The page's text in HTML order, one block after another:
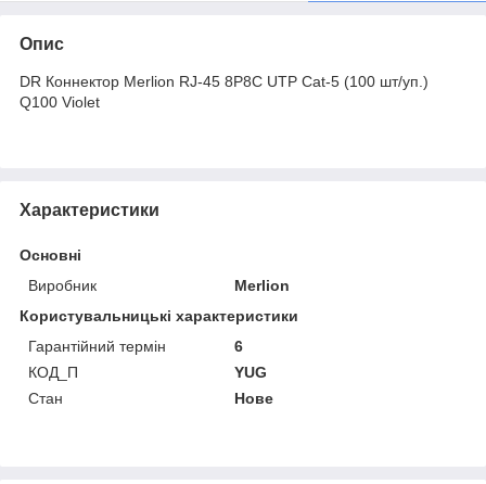
Опис
DR Коннектор Merlion RJ-45 8P8C UTP Cat-5 (100 шт/уп.)
Q100 Violet
Характеристики
Основні
Виробник
Merlion
Користувальницькі характеристики
Гарантійний термін
6
КОД_П
YUG
Стан
Нове